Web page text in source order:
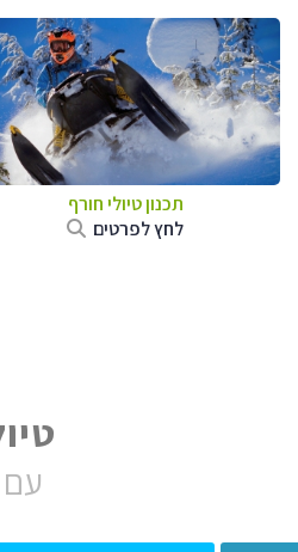
תכנון טיולי חורף
לחץ לפרטים